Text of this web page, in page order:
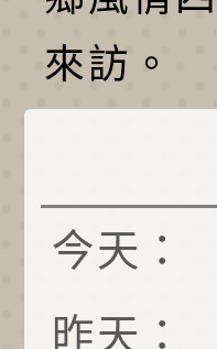
來訪。
今天：
昨天：